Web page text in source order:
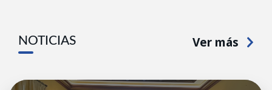
NOTICIAS Ver más